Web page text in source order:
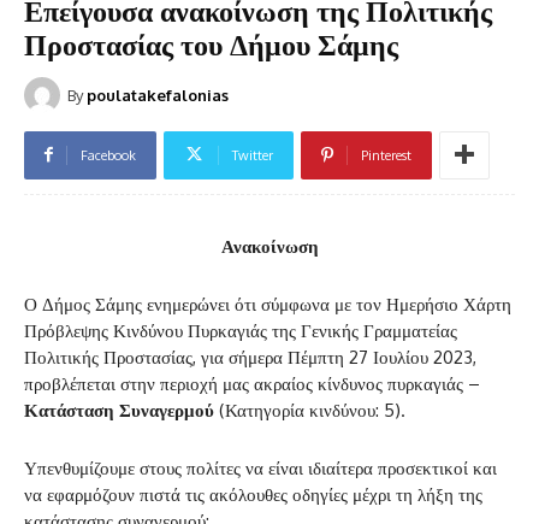
Επείγουσα ανακοίνωση της Πολιτικής
Προστασίας του Δήμου Σάμης
By poulatakefalonias
Facebook Twitter Pinterest
Ανακοίνωση
Ο Δήμος Σάμης ενημερώνει ότι σύμφωνα με τον Ημερήσιο Χάρτη
Πρόβλεψης Κινδύνου Πυρκαγιάς της Γενικής Γραμματείας
Πολιτικής Προστασίας, για σήμερα Πέμπτη 27 Ιουλίου 2023,
προβλέπεται στην περιοχή μας ακραίος κίνδυνος πυρκαγιάς –
Κατάσταση Συναγερμού (Κατηγορία κινδύνου: 5).
Υπενθυμίζουμε στους πολίτες να είναι ιδιαίτερα προσεκτικοί και
να εφαρμόζουν πιστά τις ακόλουθες οδηγίες μέχρι τη λήξη της